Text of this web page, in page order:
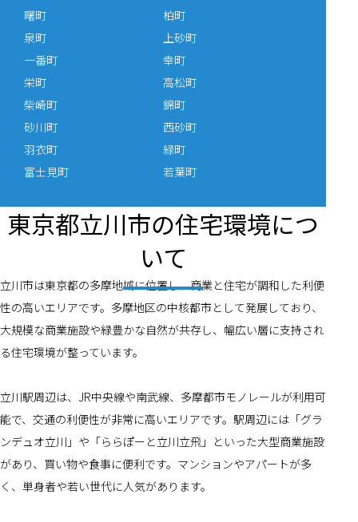
曙町
泉町
一番町
柏町
上砂町
幸町
栄町
柴崎町
砂川町
高松町
錦町
西砂町
羽衣町
富士見町
緑町
若葉町
東京都立川市の住宅環境につ
いて
立川市は東京都の多摩地域に位置し、商業と住宅が調和した利便
性の高いエリアです。多摩地区の中核都市として発展しており、
大規模な商業施設や緑豊かな自然が共存し、幅広い層に支持され
る住宅環境が整っています。
立川駅周辺は、JR中央線や南武線、多摩都市モノレールが利用可
能で、交通の利便性が非常に高いエリアです。駅周辺には「グラ
ンデュオ立川」や「ららぽーと立川立飛」といった大型商業施設
があり、買い物や食事に便利です。マンションやアパートが多
く、単身者や若い世代に人気があります。